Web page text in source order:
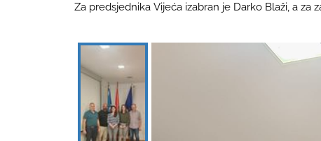
Za predsjednika Vijeća izabran je Darko Blaži, a za